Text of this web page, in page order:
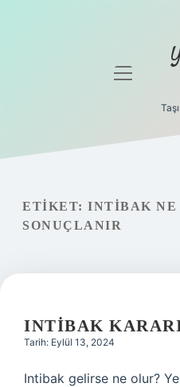
Gizlilik
Yasal Uyarı
menüyü
ETIKET: INTIBAK NE
SONUÇLANIR
INTIBAK
Tarih: Eylül 13, 2024
Intibak gelirse ne olur?